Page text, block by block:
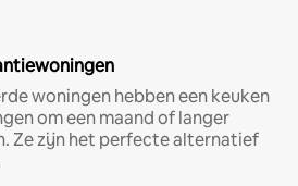
woningen hebben een keuken
om een maand of langer
Ze zijn het perfecte alternatief